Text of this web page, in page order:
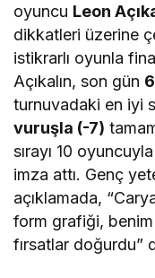
oyuncu Leon
dikkatleri üzerine
istikrarlı oyunla
Açıkalın, son gün
turnuvadaki en iyi
vuruşla (-7)
sırayı 10
imza attı. Genç
açıklamada,
form grafiği,
fırsatlar doğurdu”